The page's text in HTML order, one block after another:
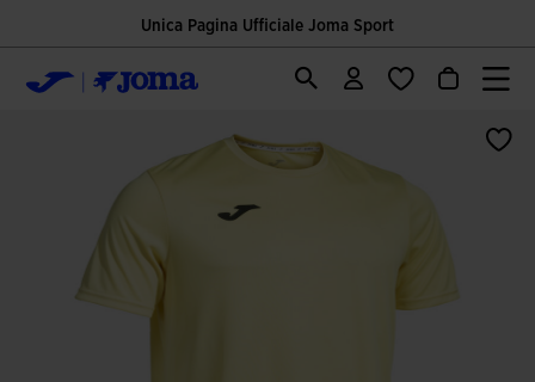
Unica Pagina Ufficiale Joma Sport